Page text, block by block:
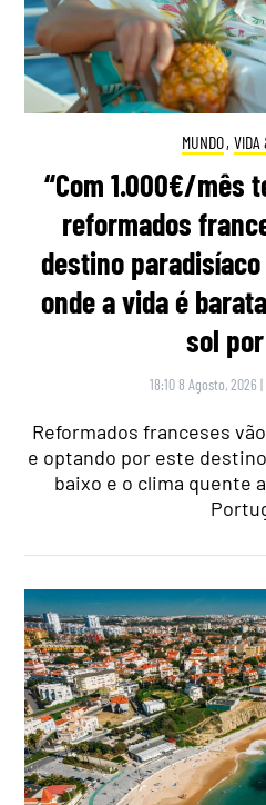
MUNDO, VIDA
“Com 1.000€/mês
reformados
destino
onde a vida é
sol
18:10 8 Agosto, 2026 |
Reformados franceses
e optando por este
baixo e o clima quente